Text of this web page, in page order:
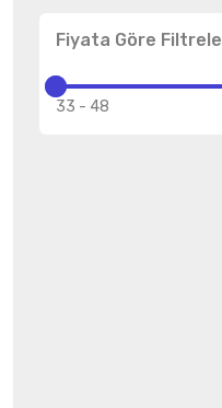
Fiyata Göre Filtrele
33 - 48